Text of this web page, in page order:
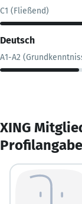
C1 (Fließend)
Deutsch
A1-A2
XING